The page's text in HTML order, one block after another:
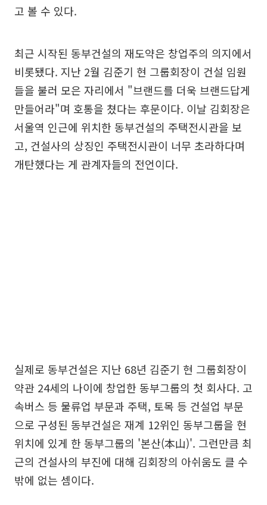
고 볼 수 있다.
최근 시작된 동부건설의 재도약은 창업주의 의지에서
비롯됐다. 지난 2월 김준기 현 그룹회장이 건설 임원
들을 불러 모은 자리에서 "브랜드를 더욱 브랜드답게
만들어라"며 호통을 쳤다는 후문이다. 이날 김회장은
서울역 인근에 위치한 동부건설의 주택전시관을 보
고, 건설사의 상징인 주택전시관이 너무 초라하다며
개탄했다는 게 관계자들의 전언이다.
실제로 동부건설은 지난 68년 김준기 현 그룹회장이
약관 24세의 나이에 창업한 동부그룹의 첫 회사다. 고
속버스 등 물류업 부문과 주택, 토목 등 건설업 부문
으로 구성된 동부건설은 재계 12위인 동부그룹을 현
위치에 있게 한 동부그룹의 '본산(本山)'. 그런만큼 최
근의 건설사의 부진에 대해 김회장의 아쉬움도 클 수
밖에 없는 셈이다.